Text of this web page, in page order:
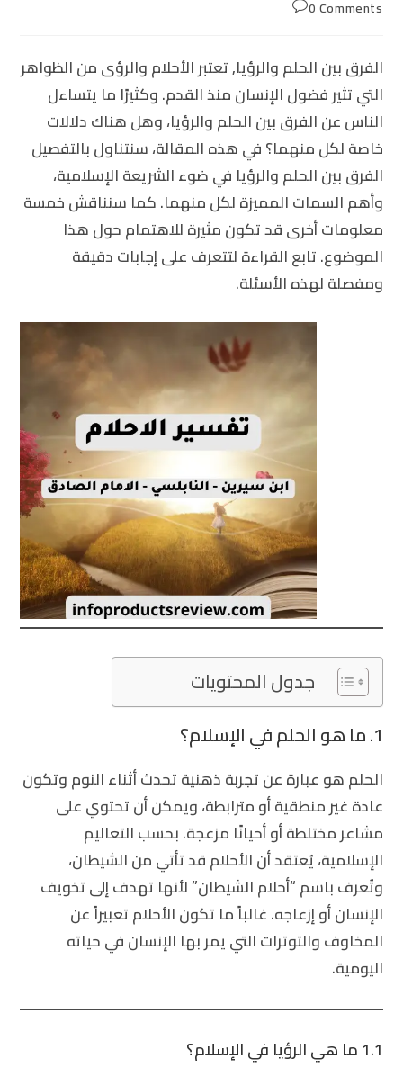
Post
0 Comments
الفرق بين الحلم والرؤيا, تعتبر الأحلام والرؤى من الظواهر
التي تثير فضول الإنسان منذ القدم. وكثيرًا ما يتساءل
الناس عنالفرق بين الحلم والرؤيا، وهل هناك دلالات
خاصة لكل منهما؟ في هذه المقالة، سنتناول بالتفصيل
الفرق بين الحلم والرؤيا في ضوء الشريعة الإسلامية،
وأهم السمات المميزة لكل منهما. كما سنناقش خمسة
معلومات أخرى قد تكون مثيرة للاهتمام حول هذا
الموضوع. تابع القراءة لتتعرف على إجابات دقيقة
ومفصلة لهذه الأسئلة.
جدول المحتويات
1. ما هو الحلم في الإسلام؟
الحلم هو عبارة عن تجربة ذهنية تحدث أثناء النوم وتكون
عادة غير منطقية أو مترابطة، ويمكن أن تحتوي على
مشاعر مختلطة أو أحيانًا مزعجة. بحسب التعاليم
الإسلامية، يُعتقد أن الأحلام قد تأتي من الشيطان،
وتُعرف باسم “أحلام الشيطان” لأنها تهدف إلى تخويف
الإنسان أو إزعاجه. غالباً ما تكون الأحلام تعبيراً عن
المخاوف والتوترات التي يمر بها الإنسان في حياته
اليومية.
1.1 ما هي الرؤيا في الإسلام؟